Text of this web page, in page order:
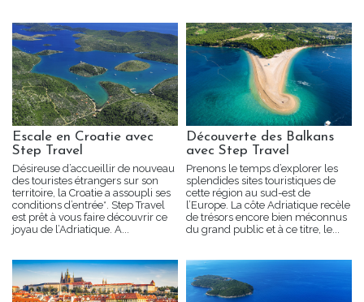
Escale en Croatie avec
Step Travel
Désireuse d’accueillir de nouveau
des touristes étrangers sur son
territoire, la Croatie a assoupli ses
conditions d’entrée*. Step Travel
est prêt à vous faire découvrir ce
joyau de l’Adriatique. A...
Découverte des Balkans
avec Step Travel
Prenons le temps d’explorer les
splendides sites touristiques de
cette région au sud-est de
l’Europe. La côte Adriatique recèle
de trésors encore bien méconnus
du grand public et à ce titre, le...